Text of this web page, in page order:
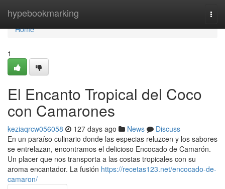
hypebookmarking
Home
Home
1
El Encanto Tropical del Coco
con Camarones
keziaqrcw056058 127 days ago News
Discuss
En un paraíso culinario donde las especias reluzcen y los sabores
se entrelazan, encontramos el delicioso Encocado de Camarón.
Un placer que nos transporta a las costas tropicales con su
aroma encantador. La fusión https://recetas123.net/encocado-de-
camaron/